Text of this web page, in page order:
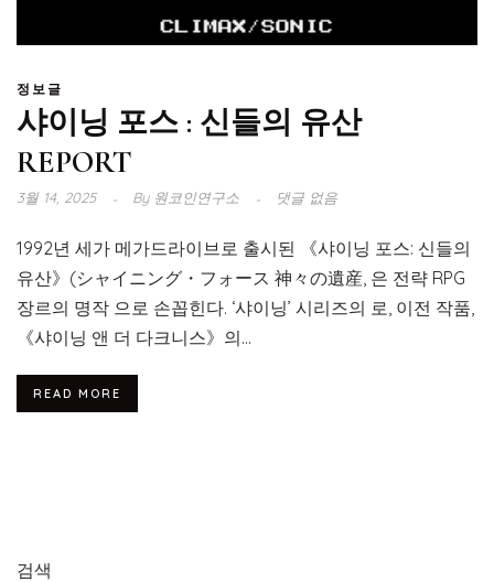
정보글
샤이닝 포스 : 신들의 유산
REPORT
3월 14, 2025 By원코인연구소 댓글 없음
1992년 세가 메가드라이브로 출시된 《샤이닝 포스: 신들의
유산》(シャイニング・フォース 神々の遺産, 은 전략 RPG
장르의 명작 으로 손꼽힌다. ‘샤이닝’ 시리즈의 로, 이전 작품,
《샤이닝 앤 더 다크니스》의...
READ MORE
검색